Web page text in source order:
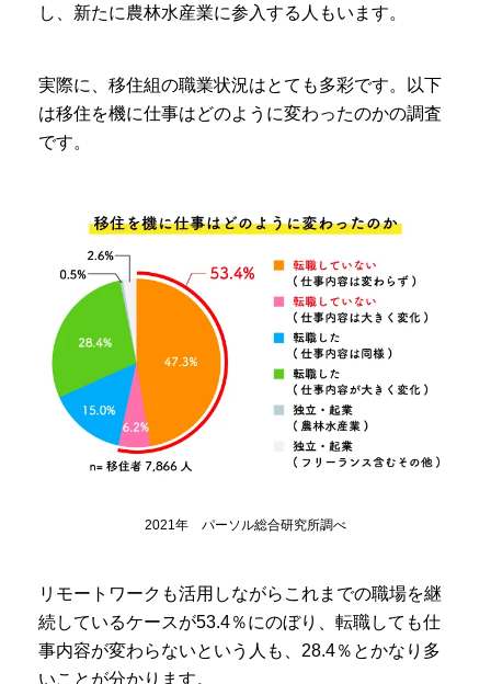
し、新たに農林水産業に参入する人もいます。
実際に、移住組の職業状況はとても多彩です。以下
は移住を機に仕事はどのように変わったのかの調査
です。
2021年 パーソル総合研究所調べ
リモートワークも活用しながらこれまでの職場を継
続しているケースが53.4％にのぼり、転職しても仕
事内容が変わらないという人も、28.4％とかなり多
いことが分かります。